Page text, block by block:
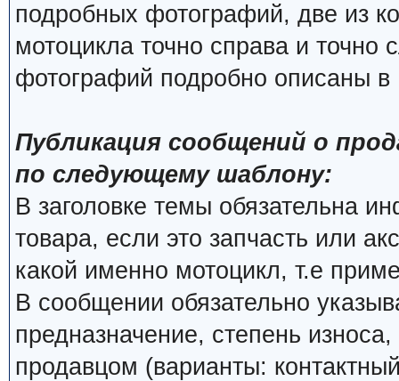
подробных фотографий, две из
мотоцикла точно справа и
фотографий подробно описаны
Публикация сообщений о
по следующему шаблону:
В заголовке темы обязательна
товара, если это запчасть или
какой именно мотоцикл, т.е
В сообщении обязательно
предназначение, степень
продавцом (варианты: